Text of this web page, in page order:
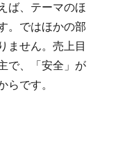
ば、テーマのほ
。ではほかの部
ません。売上目
で、「安全」が
らです。
” の